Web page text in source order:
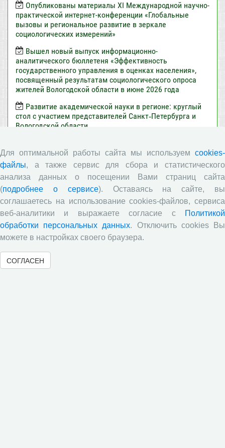
Опубликованы материалы XI Международной научно-
практической интернет-конференции «Глобальные
вызовы и региональное развитие в зеркале
социологических измерений»
Вышел новый выпуск информационно-
аналитического бюллетеня «Эффективность
государственного управления в оценках населения»,
посвященный результатам социологического опроса
жителей Вологодской области в июне 2026 года
Развитие академической науки в регионе: круглый
стол с участием представителей Санкт‑Петербурга и
Вологодской области
сессии Российско-французского научного семинара (г.
Москва, ИНП РАН)
Председатель Совета молодых ученых ВолНЦ РАН
приняла участие в XIV Всероссийском съезде советов
молодых ученых и студенческих научных обществ (г.
Все сообщения »
Для оптимальной работы сайта мы используем cookies-
файлы, а также сервис для сбора и статистического
анализа данных о посещении Вами страниц сайта
(подробнее о сервисе). Оставаясь на сайте, вы
соглашаетесь на использование cookies-файлов, сервиса
веб-аналитики и выражаете согласие с
Политикой
обработки персональных данных. Отключить cookies Вы
можете в настройках своего браузера.
СОГЛАСЕН